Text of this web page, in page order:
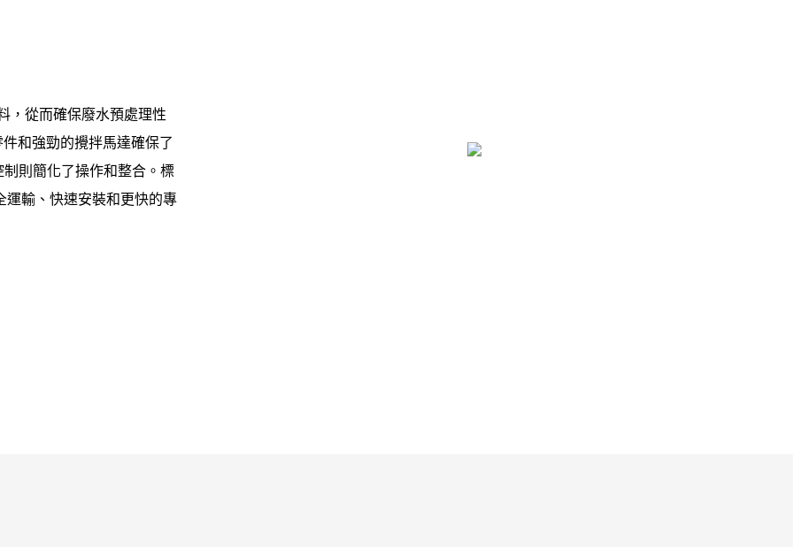
，從而確保廢水預處理性
和強勁的攪拌馬達確保了
則簡化了操作和整合。標
輸、快速安裝和更快的專